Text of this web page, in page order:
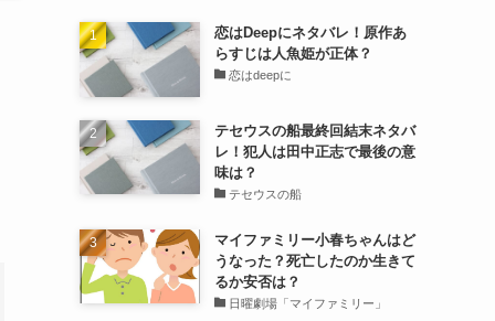
恋はDeepにネタバレ！原作あ
らすじは人魚姫が正体？
恋はdeepに
テセウスの船最終回結末ネタバ
レ！犯人は田中正志で最後の意
味は？
テセウスの船
マイファミリー小春ちゃんはど
うなった？死亡したのか生きて
るか安否は？
日曜劇場「マイファミリー」